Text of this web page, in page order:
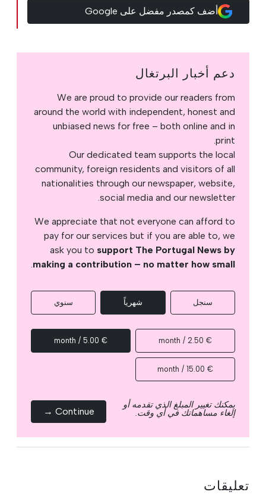
أضف كمصدر مفضل على Google
دعم أخبار البرتغال
We are proud to provide our readers from
around the world with independent, honest and
unbiased news for free – both online and in
print.
Our dedicated team supports the local
community, foreign residents and visitors of all
nationalities through our newspaper, website,
social media and our newsletter.
We appreciate that not everyone can afford to
pay for our services but if you are able to, we
ask you to support The Portugal News by
making a contribution – no matter how small
.
سنجل شهرياً سنوي
€ 2.50 / month
€ 5.00 / month
€ 15.00 / month
يمكنك تغيير المبلغ الذي تقدمه أو
إلغاء مساهماتك في أي وقت. Continue →
تعليقات